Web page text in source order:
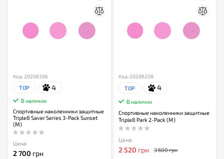
Код: 20206396
TOP 4
В наличии
Спортивные наколенники защитные
Triple8 Saver Series 3-Pack Sunset
(M)
Цена:
2 700 грн
Код: 20206208
TOP 4
В наличии
Спортивные наколенники защитные
Triple8 Park 2-Pack (M)
Цена:
2 520 грн 3 600 грн